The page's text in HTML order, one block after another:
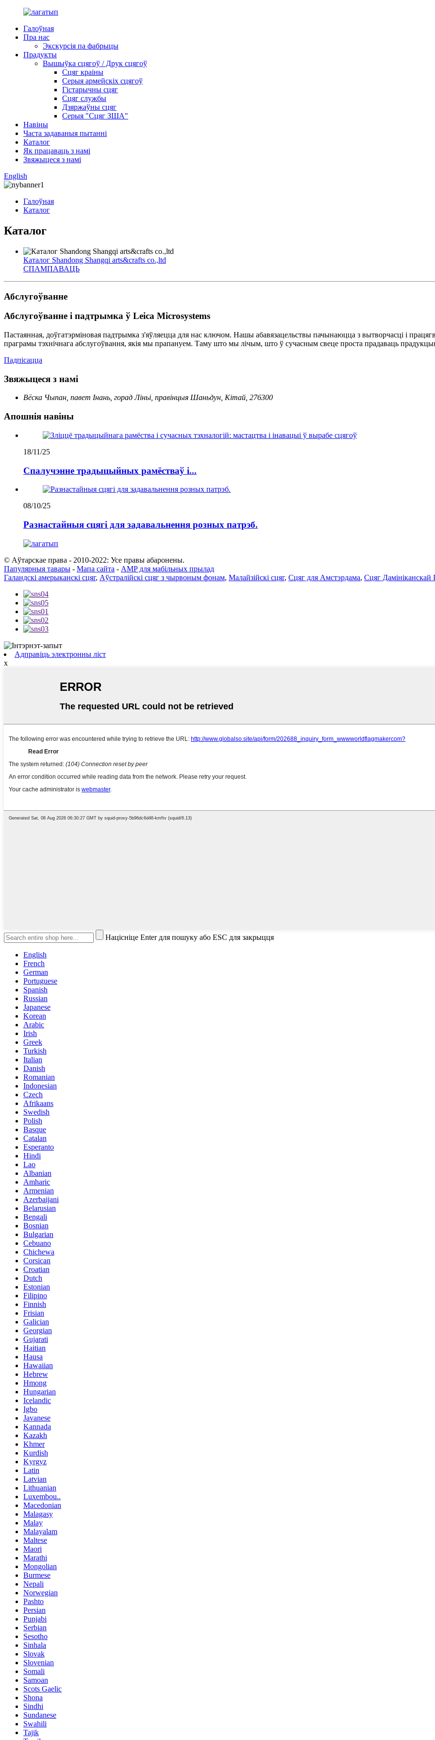
Галоўная
Пра нас
Экскурсія па фабрыцы
Прадукты
Вышыўка сцягоў / Друк сцягоў
Сцяг краіны
Серыя армейскіх сцягоў
Гістарычны сцяг
Сцяг службы
Дзяржаўны сцяг
Серыя "Сцяг ЗША"
Навіны
Часта задаваныя пытанні
Каталог
Як працаваць з намі
Звяжыцеся з намі
English
Галоўная
Каталог
Каталог
Каталог Shandong Shangqi arts&crafts co.,ltd
СПАМПАВАЦЬ
Абслугоўванне
Абслугоўванне і падтрымка ў Leica Microsystems
Пастаянная, доўгатэрміновая падтрымка з'яўляецца для нас ключом. Нашы абавязацельствы пачынаюцца з вытворчасці і
праграмы тэхнічнага абслугоўвання, якія мы прапануем. Таму што мы лічым, што ў сучасным свеце проста прадаваць
Падпісацца
Звяжыцеся з намі
Вёска Чыпан, павет Інань, горад Ліньі, правінцыя Шаньдун, Кітай, 276300
Апошнія навіны
18/11/25
Спалучэнне традыцыйных рамёстваў і...
08/10/25
Разнастайныя сцягі для задавальнення розных патрэб.
© Аўтарскае права - 2010-2022: Усе правы абаронены.
Папулярныя тавары - Мапа сайта - AMP для мабільных прылад
Галандскі амерыканскі сцяг, Аўстралійскі сцяг з чырвоным фонам, Малайзійскі сцяг, Сцяг для Амстэрдама, Сцяг Дамініканскай
Адправіць электронны ліст
x
Націсніце Enter для пошуку або ESC для закрыцця
English
French
German
Portuguese
Spanish
Russian
Japanese
Korean
Arabic
Irish
Greek
Turkish
Italian
Danish
Romanian
Indonesian
Czech
Afrikaans
Swedish
Polish
Basque
Catalan
Esperanto
Hindi
Lao
Albanian
Amharic
Armenian
Azerbaijani
Belarusian
Bengali
Bosnian
Bulgarian
Cebuano
Chichewa
Corsican
Croatian
Dutch
Estonian
Filipino
Finnish
Frisian
Galician
Georgian
Gujarati
Haitian
Hausa
Hawaiian
Hebrew
Hmong
Hungarian
Icelandic
Igbo
Javanese
Kannada
Kazakh
Khmer
Kurdish
Kyrgyz
Latin
Latvian
Lithuanian
Luxembou..
Macedonian
Malagasy
Malay
Malayalam
Maltese
Maori
Marathi
Mongolian
Burmese
Nepali
Norwegian
Pashto
Persian
Punjabi
Serbian
Sesotho
Sinhala
Slovak
Slovenian
Somali
Samoan
Scots Gaelic
Shona
Sindhi
Sundanese
Swahili
Tajik